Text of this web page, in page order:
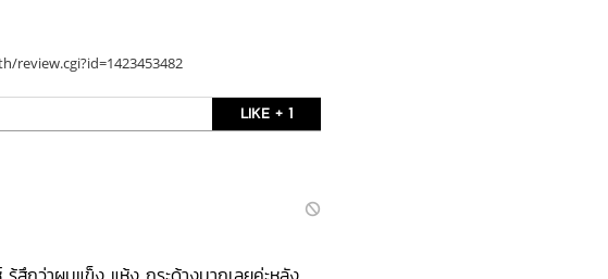
review.cgi?id=1423453482
LIKE + 1